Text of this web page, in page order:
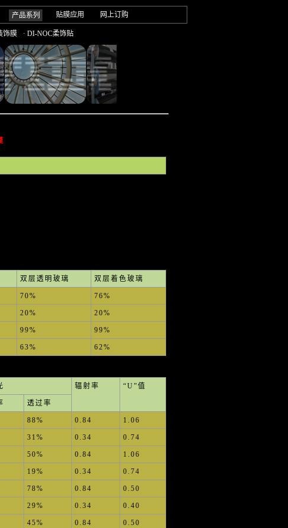
产品系列 贴膜应用 网上订购
饰膜 · DI-NOC柔饰贴
双层透明玻璃 双层着色玻璃
70% 76%
20% 20%
99% 99%
63% 62%
辐射率 “U”值
透过率
88% 0.84 1.06
31% 0.34 0.74
50% 0.84 1.06
19% 0.34 0.74
78% 0.84 0.50
29% 0.34 0.40
45% 0.84 0.50